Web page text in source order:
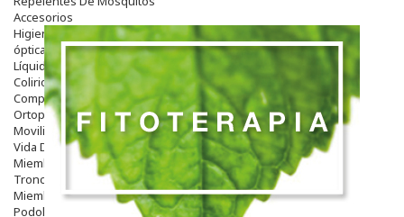
Accesorios
Higiene
óptica
Líquidos Lentillas
Colirios
Complementos Alimentarios.
Ortopedia - Accesorios
Movilidad
Vida Diaria
Miembro Superior
Tronco
Miembro Inferior
Podología